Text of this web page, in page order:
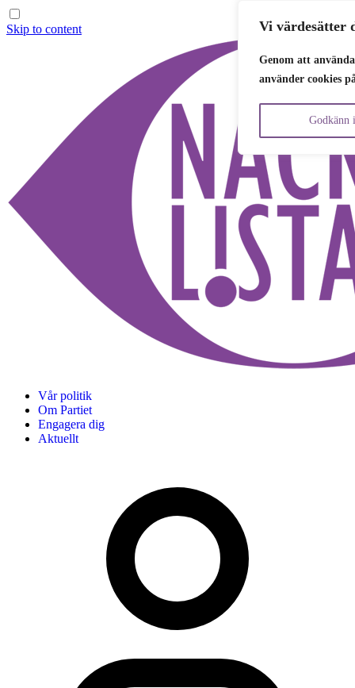
Vi värdesätter
Genom att
använder cookies
Godkänn
Skip to content
Vår politik
Om Partiet
Engagera dig
Aktuellt